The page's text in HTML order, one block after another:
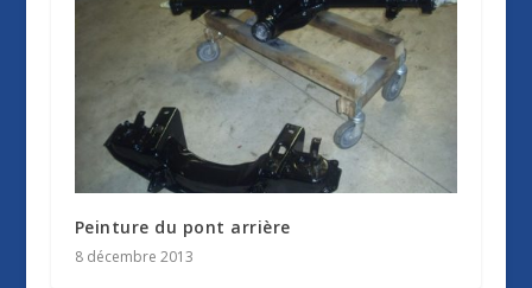
Peinture du pont arrière
8 décembre 2013